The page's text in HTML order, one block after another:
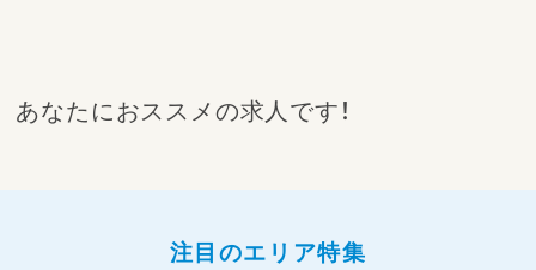
【1日の流れ（一例）】
13:00～ スタッフミーティング・おやつ作り
17:30～ 各家庭へお送り・片付け
あなたにおススメの求人です！
注目のエリア特集